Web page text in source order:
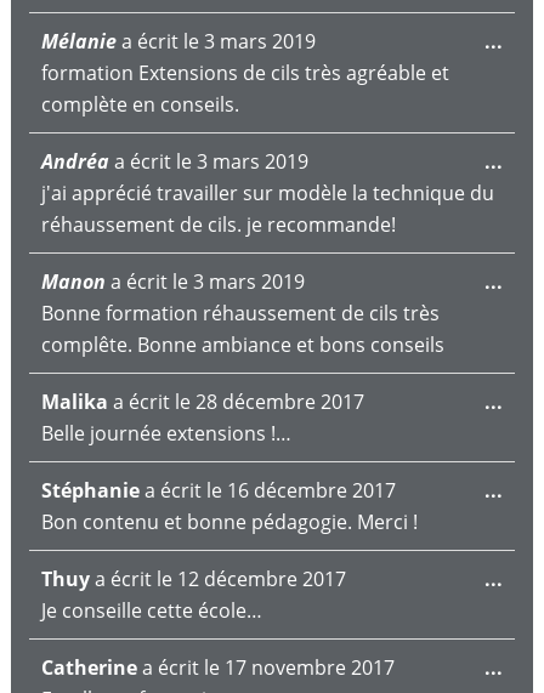
Mélaniea écrit le 3 mars 2019
formation Extensions de cils très agréable et
complète en conseils.
...
Andréa a écrit le 3 mars 2019
j'ai apprécié travailler sur modèle la technique du
réhaussement de cils. je recommande!
...
Manon a écrit le 3 mars 2019
Bonne formation réhaussement de cils très
complête. Bonne ambiance et bons conseils
...
Malika a écrit le 28 décembre 2017
Belle journée extensions !…
...
Stéphaniea écrit le 16 décembre 2017
Bon contenu et bonne pédagogie. Merci !
...
Thuya écrit le 12 décembre 2017
Je conseille cette école…
...
Catherinea écrit le 17 novembre 2017
...